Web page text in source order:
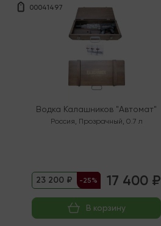
00041497
Водка Калашников "Автомат"
Россия, Прозрачный, 0.7 л
23 200 ₽ -25% 17 400 ₽
В корзину